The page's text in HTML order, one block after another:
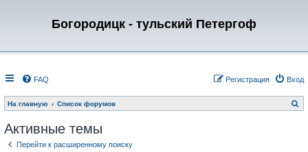
Богородицк - тульский Петергоф
FAQ Вход
Регистрация
На главную Список форумов
о
Активные темы
Перейти к расширенному поиску